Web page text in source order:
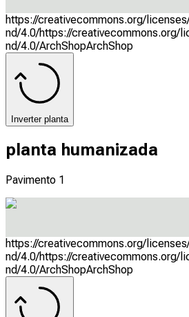
https://creativecommons.org/
nd/4.0/https://creativecommons.org/
nd/4.0/ArchShopArchShop
Inverter planta
planta humanizada
Pavimento 1
https://creativecommons.org/
nd/4.0/https://creativecommons.org/
nd/4.0/ArchShopArchShop